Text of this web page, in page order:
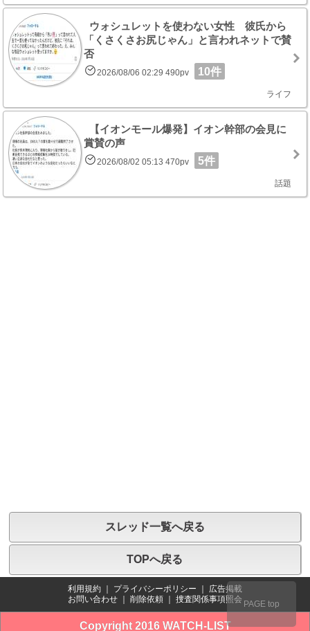
ウォシュレットを使わない女性 彼氏から
「くさくさお尻じゃん」と言われネットで賛
否
2026/08/06 02:29 490pv 10件
ライフ
【イオンモール爆発】イオン幹部の会見に
賞賛の声
2026/08/02 05:13 470pv 5件
話題
スレッド一覧へ戻る
TOPへ戻る
利用規約 プライバシーポリシー
広告掲載
お問い合わせ
削除依頼 捜査関係事項照会
Copyright 2016 WATCH-LIST
PAGE top